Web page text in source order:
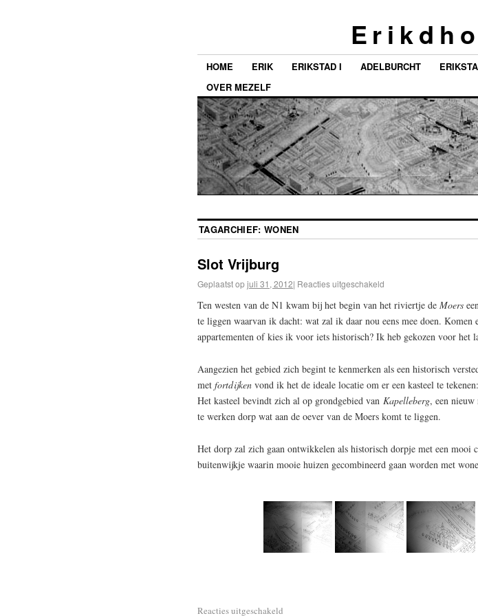
E r i k d h
HOME ERIK ERIKSTAD I ADELBURCHT
OVER MEZELF
TAGARCHIEF: WONEN
Slot Vrijburg
Geplaatst opjuli 31, 2012| Reacties uitgeschakeld
Ten westen van de N1 kwam bij het begin van het riviertje de Moers
te liggen waarvan ik dacht: wat zal ik daar nou eens mee doen. Komen
appartementen of kies ik voor iets historisch? Ik heb gekozen voor het
Aangezien het gebied zich begint te kenmerken als een historisch
met fortdijken vond ik het de ideale locatie om er een kasteel te tekenen:
Het kasteel bevindt zich al op grondgebied van Kapelleberg, een
te werken dorp wat aan de oever van de Moers komt te liggen.
Het dorp zal zich gaan ontwikkelen als historisch dorpje met een mooi
buitenwijkje waarin mooie huizen gecombineerd gaan worden met
Reacties uitgeschakeld